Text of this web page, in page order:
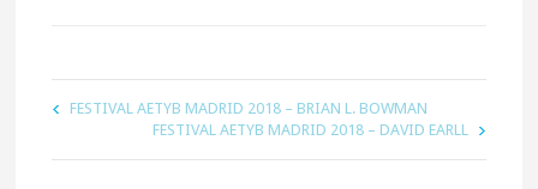
FESTIVAL AETYB MADRID 2018 – BRIAN L. BOWMAN
FESTIVAL AETYB MADRID 2018 – DAVID EARLL